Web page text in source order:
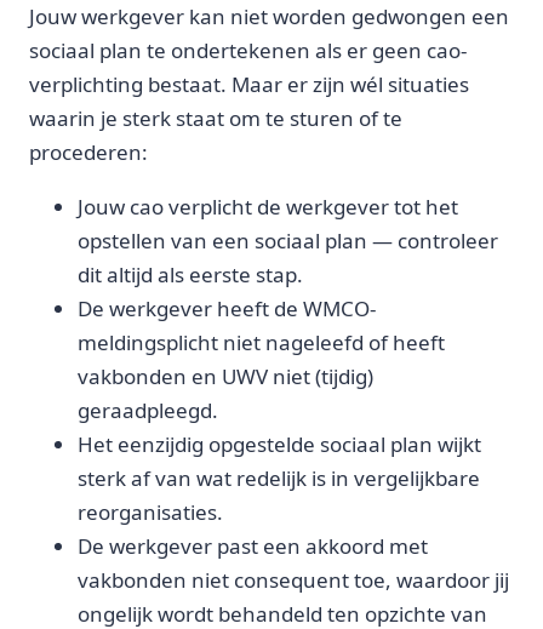
Jouw werkgever kan niet worden gedwongen een
sociaal plan te ondertekenen als er geen cao-
verplichting bestaat. Maar er zijn wél situaties
waarin je sterk staat om te sturen of te
procederen:
Jouw cao verplicht de werkgever tot het
opstellen van een sociaal plan — controleer
dit altijd als eerste stap.
De werkgever heeft de WMCO-
meldingsplicht niet nageleefd of heeft
vakbonden en UWV niet (tijdig)
geraadpleegd.
Het eenzijdig opgestelde sociaal plan wijkt
sterk af van wat redelijk is in vergelijkbare
reorganisaties.
De werkgever past een akkoord met
vakbonden niet consequent toe, waardoor jij
ongelijk wordt behandeld ten opzichte van